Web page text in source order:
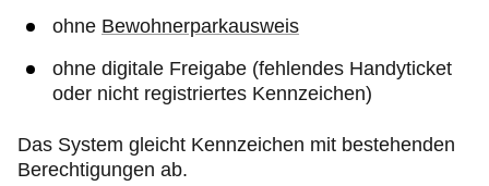
ohne Bewohnerparkausweis
ohne digitale Freigabe (fehlendes Handyticket
oder nicht registriertes Kennzeichen)
Das System gleicht Kennzeichen mit bestehenden
Berechtigungen ab.